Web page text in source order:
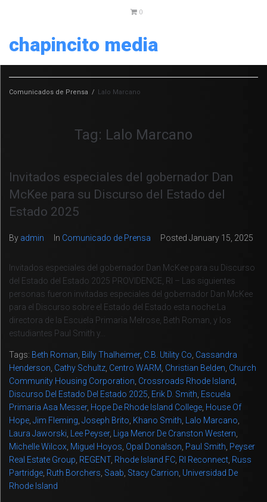
0
chapincito media
Comunicados de Prensa / Lalo Marcano
Tag: Lalo Marcano
Invitados especiales del gobernador Dan
McKee para su Discurso del Estado del
Estado 2025
By admin In Comunicado de Prensa Posted January 15, 2025
Invitados especiales del gobernador Dan McKee para su Discurso
del Estado del Estado 2025 PROVIDENCE, RI – Las siguientes
personas fueron invitadas especiales del gobernador Dan McKee
para el Discurso sobre el Estado del Estado esta noche:La
directora de la Escuela Primaria Melrose, Beth Roman, y los
estudiantes Paul Smith y...
Tags: Beth Roman Billy Thalheimer, C.B. Utility Co Cassandra
Henderson Cathy Schultz Centro WARM Christian Belden Church
Community Housing Corporation Crossroads Rhode Island
Discurso Del Estado Del Estado 2025 Erik D. Smith Escuela
Primaria Asa Messer, Hope De Rhode Island College House Of
Hope Jim Fleming Joseph Brito Khano Smith Lalo Marcano
Laura Jaworski
Lee Peyser, Liga Menor De Cranston Western
Michelle Wilcox Miguel Hoyos Opal Donalson Paul Smith Peyser
Real Estate Group REGENT, Rhode Island FC RI Reconnect Russ
Partridge Ruth Borchers Saab Stacy Carrion Universidad De
Rhode Island